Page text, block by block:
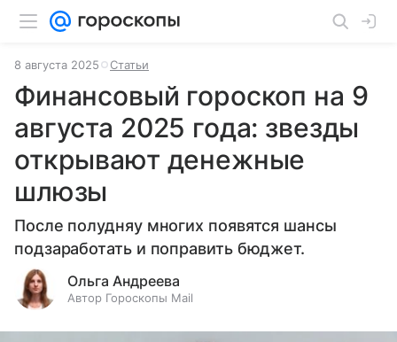
8 августа 2025 Статьи
Финансовый гороскоп на 9
августа 2025 года: звезды
открывают денежные
шлюзы
После полудняу многих появятся шансы
подзаработать и поправить бюджет.
Ольга Андреева
Автор Гороскопы Mail